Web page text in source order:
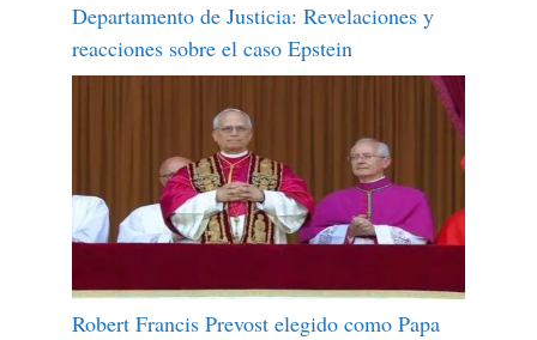
Departamento de Justicia: Revelaciones y
reacciones sobre el caso Epstein
Robert Francis Prevost elegido como Papa